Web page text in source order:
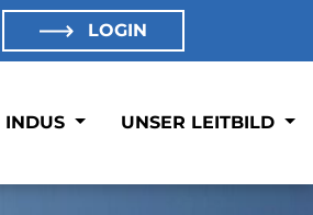
LOGIN
INDUS UNSER LEITBILD